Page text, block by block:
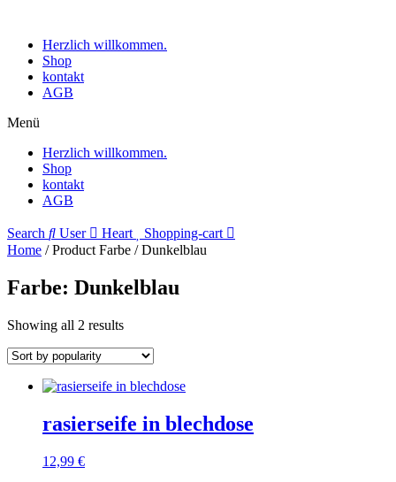
Herzlich willkommen.
Shop
kontakt
AGB
Menü
Herzlich willkommen.
Shop
kontakt
AGB
Search User Heart
Shopping-cart
Home / Product Farbe / Dunkelblau
Farbe: Dunkelblau
Showing all 2 results
rasierseife in blechdose
12,99 €